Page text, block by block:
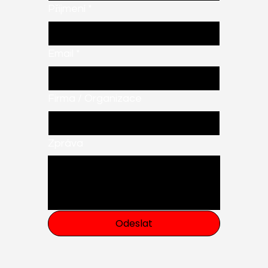
Odeslat